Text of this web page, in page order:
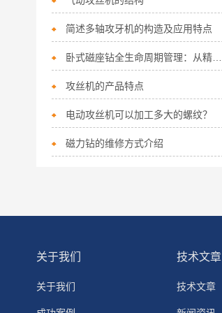
简述多轴攻牙机的构造及应用特点
卧式磁座钻全生命周期管理：从精准安装到故障预判
攻丝机的产品特点
电动攻丝机可以加工多大的螺纹？
磁力钻的维修方式介绍
关于我们
关于我们
技术文章
技术文章